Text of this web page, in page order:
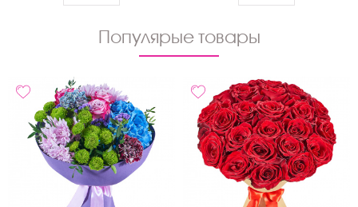
Популярые товары